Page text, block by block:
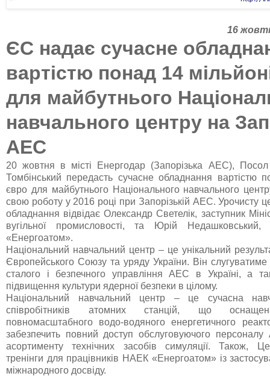
16
ЄС надає сучасне
вартістю понад 14
для майбутнього
навчального центру на
АЕС
20 жовтня в місті Енергодар (Запорізька АЕС),
Томбінський передасть сучасне обладнання вартістю
євро для майбутнього Національного навчального
свою роботу у 2016 році при Запорізькій АЕС. Урочисту
обладнання відвідає Олександр Светелік, заступник
вугільної промисловості, та Юрій
«Енергоатом».
Національний навчальний центр – це унікальний
Європейського Союзу та уряду України. Він
сталого і безпечного управління АЕС в Україні, а
підвищення культури ядерної безпеки в цілому.
Національний навчальний центр – це сучасна
співробітників атомних станцій, що
повномасштабного водо-водяного енергетичного
забезпечить повний доступ обслуговуючого
асортименту технічних засобів симуляції. Також,
тренінги для працівників НАЕК «Енергоатом» із
міжнародного досвіду.